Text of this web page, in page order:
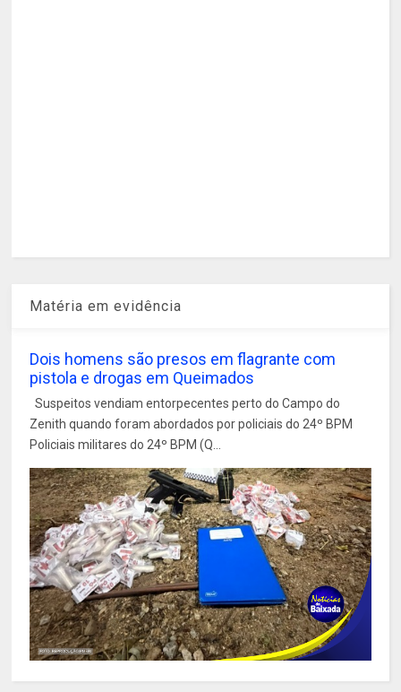
Matéria em evidência
Dois homens são presos em flagrante com
pistola e drogas em Queimados
Suspeitos vendiam entorpecentes perto do Campo do
Zenith quando foram abordados por policiais do 24º BPM
Policiais militares do 24º BPM (Q...